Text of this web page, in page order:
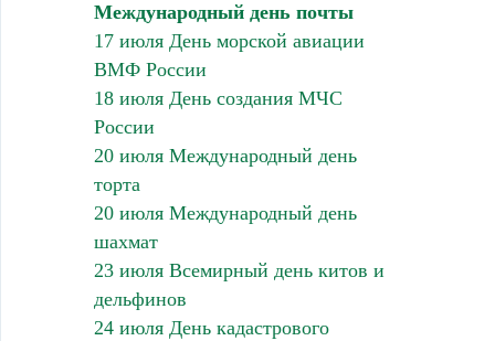
Международный день почты
17 июля День морской авиации
ВМФ России
18 июля День создания МЧС
России
20 июля Международный день
торта
20 июля Международный день
шахмат
23 июля Всемирный день китов и
дельфинов
24 июля День кадастрового